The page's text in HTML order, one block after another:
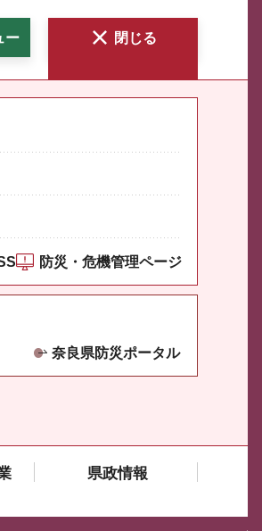
ー 閉じる
防災・危機管理ページ
奈良県防災ポータル
県政情報